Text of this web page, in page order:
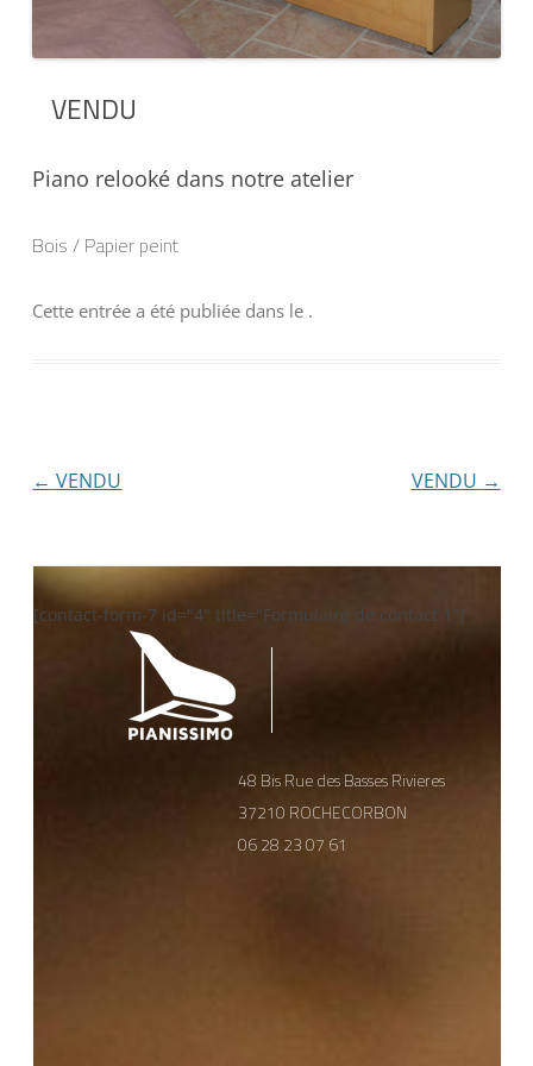
VENDU
Piano relooké dans notre atelier
Bois / Papier peint
Cette entrée a été publiée dans le .
Navigation
← VENDU VENDU →
[contact-form-7 id="4" title="Formulaire de contact 1"]
48 Bis Rue des Basses Rivieres
37210 ROCHECORBON
06 28 23 07 61